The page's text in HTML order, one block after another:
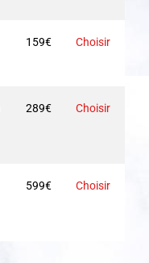
159€ Choisir
289€ Choisir
599€ Choisir